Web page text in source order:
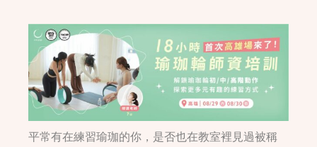
平常有在練習瑜珈的你，是否也在教室裡見過被稱